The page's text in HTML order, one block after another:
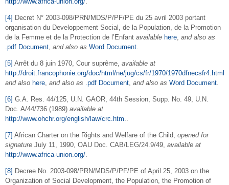
[4] Decret N° 2003-098/PRN/MDS/P/PF/PE du 25 avril 2003 portant
organisation du Developpement Social, de la Population, de la Promotion
de la Femme et de la Protection de l’Enfant available here and also as
.pdf Document and also as Word Document
[5] Arrêt du 8 juin 1970, Cour suprême, available at
http://droit.francophonie.org/doc/html/ne/jug/cs/fr/1970/1970dfnecsfr4.html
and also here and also as .pdf Document and also as Word Document
[6] G.A. Res. 44/125, U.N. GAOR, 44th Session, Supp. No. 49, U.N.
Doc. A/44/736 (1989) available at
http://www.ohchr.org/english/law/crc.htm
[7] African Charter on the Rights and Welfare of the Child, opened for
signature July 11, 1990, OAU Doc. CAB/LEG/24.9/49, available at
http://www.africa-union.org/
[8] Decree No. 2003-098/PRN/MDS/P/PF/PE of April 25, 2003 on the
Organization of Social Development, the Population, the Promotion of